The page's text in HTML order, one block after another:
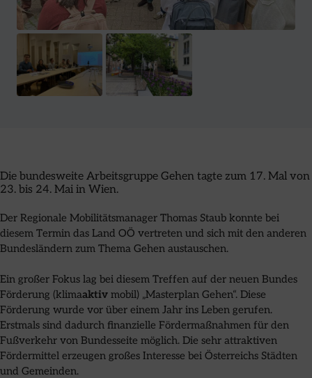
Die bundesweite Arbeitsgruppe Gehen tagte zum 17. Mal von
23. bis 24. Mai in Wien.
Der Regionale Mobilitätsmanager Thomas Staub konnte bei
diesem Termin das Land OÖ vertreten und sich mit den anderen
Bundesländern zum Thema Gehen austauschen.
Ein großer Fokus lag bei diesem Treffen auf der neuen Bundes
Förderung (klimaaktiv mobil) „Masterplan Gehen“. Diese
Förderung wurde vor über einem Jahr ins Leben gerufen.
Erstmals sind dadurch finanzielle Fördermaßnahmen für den
Fußverkehr von Bundesseite möglich. Die sehr attraktiven
Fördermittel erzeugen großes Interesse bei Österreichs Städten
und Gemeinden.